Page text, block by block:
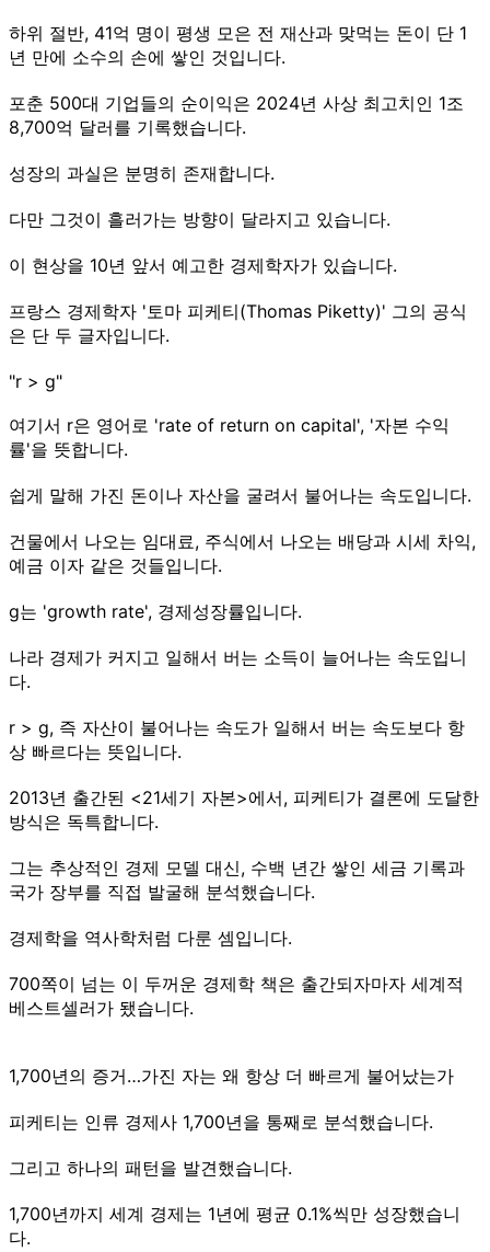
하위 절반, 41억 명이 평생 모은 전 재산과 맞먹는 돈이 단 1
년 만에 소수의 손에 쌓인 것입니다.
포춘 500대 기업들의 순이익은 2024년 사상 최고치인 1조
8,700억 달러를 기록했습니다.
성장의 과실은 분명히 존재합니다.
다만 그것이 흘러가는 방향이 달라지고 있습니다.
이 현상을 10년 앞서 예고한 경제학자가 있습니다.
프랑스 경제학자 '토마 피케티(Thomas Piketty)' 그의 공식
은 단 두 글자입니다.
"r > g"
여기서 r은 영어로 'rate of return on capital', '자본 수익
률'을 뜻합니다.
쉽게 말해 가진 돈이나 자산을 굴려서 불어나는 속도입니다.
건물에서 나오는 임대료, 주식에서 나오는 배당과 시세 차익,
예금 이자 같은 것들입니다.
g는 'growth rate', 경제성장률입니다.
나라 경제가 커지고 일해서 버는 소득이 늘어나는 속도입니
다.
r > g, 즉 자산이 불어나는 속도가 일해서 버는 속도보다 항
상 빠르다는 뜻입니다.
2013년 출간된 <21세기 자본>에서, 피케티가 결론에 도달한
방식은 독특합니다.
그는 추상적인 경제 모델 대신, 수백 년간 쌓인 세금 기록과
국가 장부를 직접 발굴해 분석했습니다.
경제학을 역사학처럼 다룬 셈입니다.
700쪽이 넘는 이 두꺼운 경제학 책은 출간되자마자 세계적
베스트셀러가 됐습니다.
1,700년의 증거…가진 자는 왜 항상 더 빠르게 불어났는가
피케티는 인류 경제사 1,700년을 통째로 분석했습니다.
그리고 하나의 패턴을 발견했습니다.
1,700년까지 세계 경제는 1년에 평균 0.1%씩만 성장했습니
다.